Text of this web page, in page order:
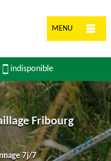
MENU
indisponible
Fribourg
7j/7